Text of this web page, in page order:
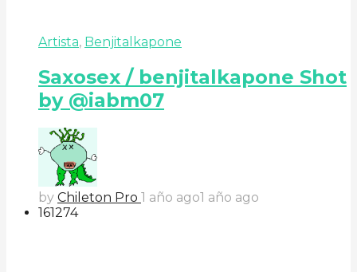
Artista, Benjitalkapone
Saxosex / benjitalkapone Shot
by @iabm07
by Chileton Pro 1 año ago1 año ago
161274